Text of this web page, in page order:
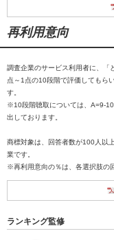
再利用意向
調査企業のサービス利用者に、「
点～1点の10段階で評価してもら
す。
※10段階聴取については、A=9-
出しております。
商標対象は、回答者数が100人以
業です。
※再利用意向の％は、各選択肢の
ランキング監修